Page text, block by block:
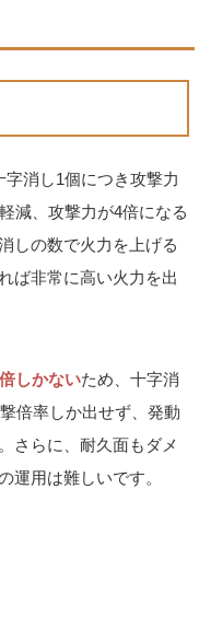
字消し1個につき攻撃力
減、攻撃力が4倍になる
しの数で火力を上げる
ば非常に高い火力を出
しかないため、十字消
倍率しか出せず、発動
さらに、耐久面もダメ
運用は難しいです。